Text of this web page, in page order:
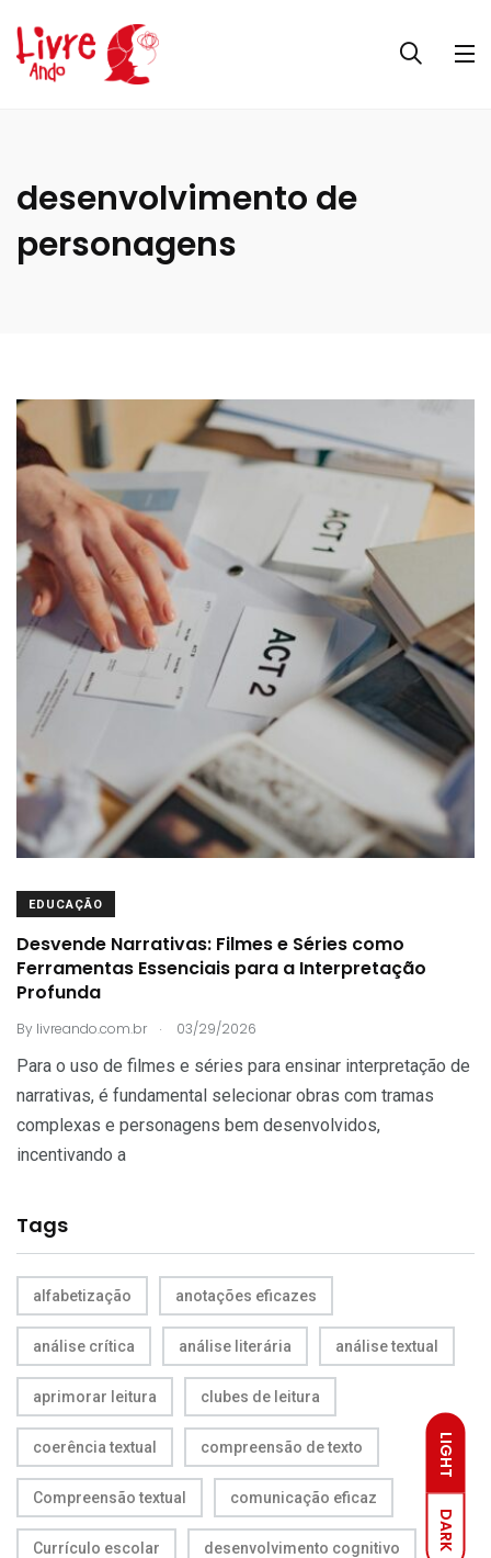
LIGHT
DARK
desenvolvimento de
personagens
EDUCAÇÃO
Desvende Narrativas: Filmes e Séries como
Ferramentas Essenciais para a Interpretação
Profunda
By livreando.com.br . 03/29/2026
Para o uso de filmes e séries para ensinar interpretação de
narrativas, é fundamental selecionar obras com tramas
complexas e personagens bem desenvolvidos,
incentivando a
Tags
alfabetização anotações eficazes
análise crítica análise literária análise textual
aprimorar leitura clubes de leitura
coerência textual compreensão de texto
Compreensão textual comunicação eficaz
Currículo escolar desenvolvimento cognitivo